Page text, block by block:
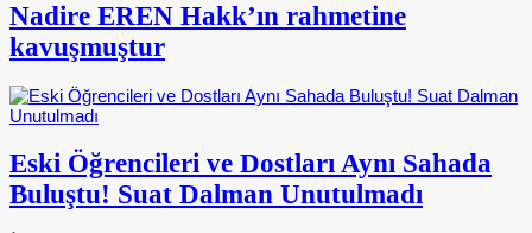
Nadire EREN Hakk’ın rahmetine
kavuşmuştur
Eski Öğrencileri ve Dostları Aynı Sahada
Buluştu! Suat Dalman Unutulmadı